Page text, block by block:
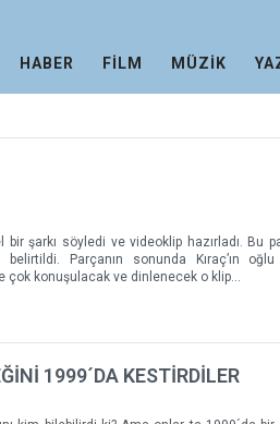
HABER FİLM MÜZİK
bir şarkı söyledi ve videoklip hazırladı. Bu
belirtildi. Parçanın sonunda Kıraç’ın
çok konuşulacak ve dinlenecek o klip…
1999´DA KESTİRDİLER